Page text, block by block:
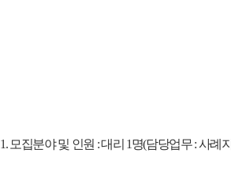
1.모집분야 및 인원 :대리 1명(담당업무:사례